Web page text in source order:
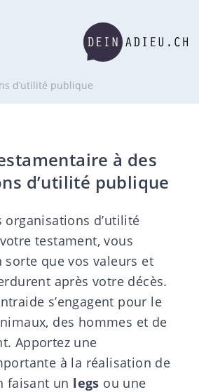
d’utilité publique
à des
d’utilité publique
organisations d’utilité
testament, vous
sorte que vos valeurs et
après votre décès.
s’engagent pour le
des hommes et de
Apportez une
à la réalisation de
faisant un legs ou une